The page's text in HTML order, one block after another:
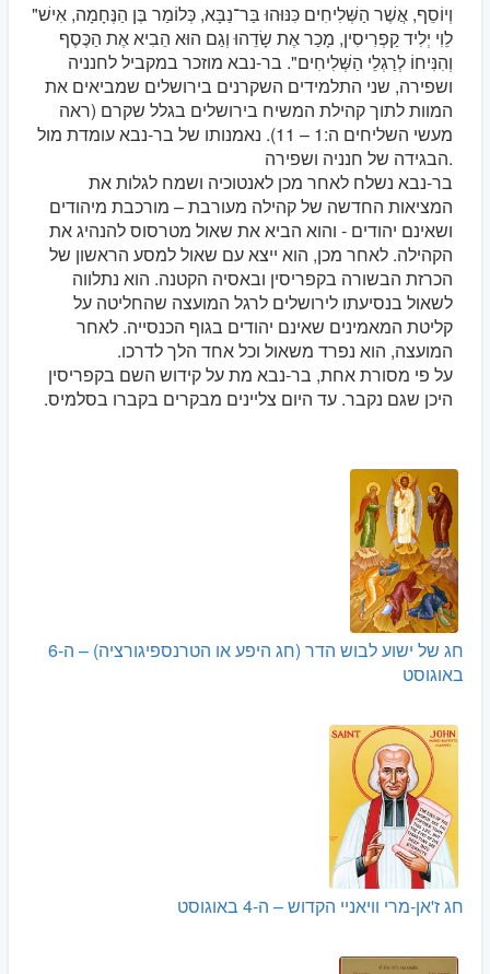
"וְיוֹסֵף, אֲשֶׁר הַשְּׁלִיחִים כִּנּוּהוּ בַּר־נַבָּא, כְּלוֹמַר בֶּן הַנֶּחָמָה, אִישׁ
לֵוִי יְלִיד קַפְרִיסִין, מָכַר אֶת שָׂדֵהוּ וְגַם הוּא הֵבִיא אֶת הַכֶּסֶף
וְהִנִּיחוֹ לְרַגְלֵי הַשְּׁלִיחִים". בר-נבא מוזכר במקביל לחנניה
ושפירה, שני התלמידים השקרנים בירושלים שמביאים את
המוות לתוך קהילת המשיח בירושלים בגלל שקרם (ראה
מעשי השליחים ה:1 – 11). נאמנותו של בר-נבא עומדת מול
הבגידה של חנניה ושפירה.
בר-נבא נשלח לאחר מכן לאנטוכיה ושמח לגלות את
המציאות החדשה של קהילה מעורבת – מורכבת מיהודים
ושאינם יהודים - והוא הביא את שאול מטרסוס להנהיג את
הקהילה. לאחר מכן, הוא ייצא עם שאול למסע הראשון של
הכרזת הבשורה בקפריסין ובאסיה הקטנה. הוא נתלווה
לשאול בנסיעתו לירושלים לרגל המועצה שהחליטה על
קליטת המאמינים שאינם יהודים בגוף הכנסייה. לאחר
המועצה, הוא נפרד משאול וכל אחד הלך לדרכו.
על פי מסורת אחת, בר-נבא מת על קידוש השם בקפריסין
היכן שגם נקבר. עד היום צליינים מבקרים בקברו בסלמיס.
חג של ישוע לבוש הדר (חג היפע או הטרנספיגורציה) – ה-6
באוגוסט
חג ז'אן-מרי וויאניי הקדוש – ה-4 באוגוסט